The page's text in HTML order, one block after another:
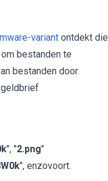
variant ontdekt die
bestanden te
bestanden door
", "2.png"
", enzovoort.